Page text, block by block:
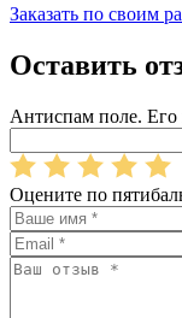
Заказать по своим
Оставить
Антиспам поле. Его
Оцените по